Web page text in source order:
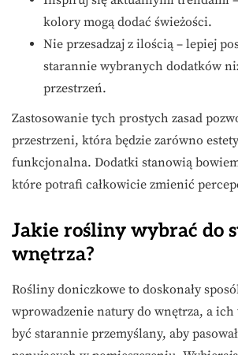
kolory mogą dodać świeżości.
Nie przesadzaj z ilością – lepiej
starannie wybranych dodatków
przestrzeń.
Zastosowanie tych prostych zasad
przestrzeni, która będzie zarówno
funkcjonalna. Dodatki stanowią
które potrafi całkowicie zmienić
Jakie rośliny wybrać do
wnętrza?
Rośliny doniczkowe to doskonały
wprowadzenie natury do wnętrza, a
być starannie przemyślany, aby